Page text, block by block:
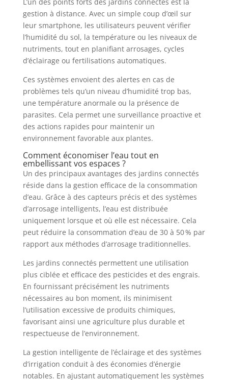
gestion à distance. Avec un simple coup d’œil sur
leur smartphone, les utilisateurs peuvent vérifier
l’humidité du sol, la température ou les niveaux de
nutriments, tout en planifiant arrosages, cycles
d’éclairage ou fertilisations automatiques.
Ces systèmes envoient des alertes en cas de
problèmes tels qu’un niveau d’humidité trop bas,
une température anormale ou la présence de
parasites. Cela permet une surveillance proactive et
des actions rapides pour maintenir un
environnement favorable aux plantes.
Comment économiser l’eau tout en
embellissant vos espaces ?
Un des principaux avantages des jardins connectés
réside dans la gestion efficace de la consommation
d’eau. Grâce à des capteurs précis et des systèmes
d’arrosage intelligents, l’eau est distribuée
uniquement lorsque et où elle est nécessaire. Cela
peut réduire la consommation d’eau de 30 à 50 % par
rapport aux méthodes d’arrosage traditionnelles.
Les jardins connectés permettent une utilisation
plus ciblée et efficace des pesticides et des engrais.
En fournissant précisément les nutriments
nécessaires au bon moment, ils minimisent
l’utilisation excessive de produits chimiques,
favorisant ainsi une agriculture plus durable et
respectueuse de l’environnement.
La gestion intelligente de l’éclairage et des systèmes
d’irrigation conduit à des économies d’énergie
notables. En ajustant automatiquement les systèmes